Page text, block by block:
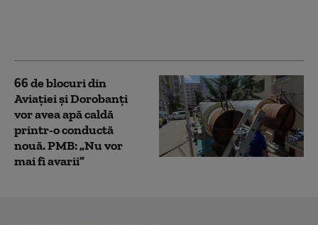
66 de blocuri din
Aviației și Dorobanți
vor avea apă caldă
printr-o conductă
nouă. PMB: „Nu vor
mai fi avarii”